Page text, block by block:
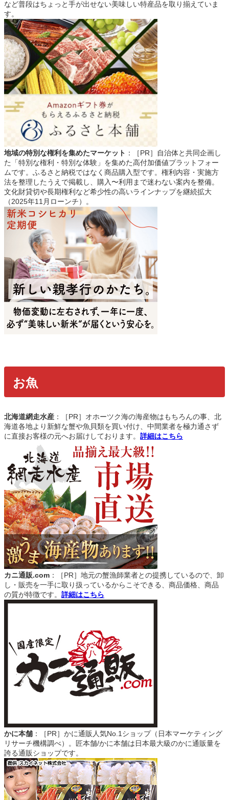
など普段はちょっと手が出せない美味しい特産品を取り揃えていま
す。
地域の特別な権利を集めたマーケット ：［PR］自治体と共同企画し
た「特別な権利・特別な体験」を集めた高付加価値プラットフォー
ムです。ふるさと納税ではなく商品購入型です。権利内容・実施方
法を整理したうえで掲載し、購入〜利用まで迷わない案内を整備。
文化財貸切や長期権利など希少性の高いラインナップを継続拡大
（2025年11月ローンチ）。
お魚
北海道網走水産 ：［PR］オホーツク海の海産物はもちろんの事、北
海道各地より新鮮な蟹や魚貝類を買い付け、中間業者を極力通さず
に直接お客様の元へお届けしております。 詳細はこちら
カニ通販.com ：［PR］地元の蟹漁師業者との提携しているので、卸
し・販売を一手に取り扱っているからこそできる、商品価格、商品
の質が特徴です。 詳細はこちら
かに本舗 ：［PR］かに通販人気No.1ショップ（日本マーケティング
リサーチ機構調べ）。匠本舗/かに本舗は日本最大級のかに通販量を
誇る通販ショップです。